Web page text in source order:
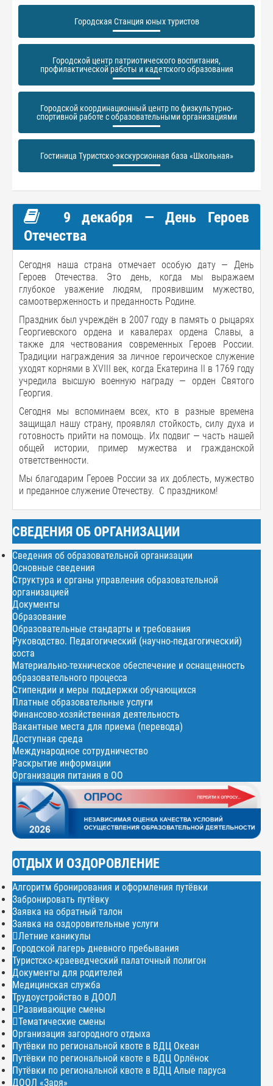
Городская Станция юных туристов
Городской центр патриотического воспитания,
профилактической работы и кадетского образования
Городской координационный центр по физкультурно-
спортивной работе с образовательными организациями
Гостиница Туристско-экскурсионная база «Школьная»
9 декабря — День Героев
Отечества
Сегодня наша страна отмечает особую дату — День
Героев Отечества. Это день, когда мы выражаем
глубокое уважение людям, проявившим мужество,
самоотверженность и преданность Родине.
Праздник был учреждён в 2007 году в память о рыцарях
Георгиевского ордена и кавалерах ордена Славы, а
также для чествования современных Героев России.
Традиции награждения за личное героическое служение
уходят корнями в XVIII век, когда Екатерина II в 1769 году
учредила высшую военную награду — орден Святого
Георгия.
Сегодня мы вспоминаем всех, кто в разные времена
защищал нашу страну, проявлял стойкость, силу духа и
готовность прийти на помощь. Их подвиг — часть нашей
общей истории, пример мужества и гражданской
ответственности.
Мы благодарим Героев России за их доблесть, мужество
и преданное служение Отечеству. С праздником!
СВЕДЕНИЯ ОБ ОРГАНИЗАЦИИ
Сведения об образовательной организации
Основные сведения
Структура и органы управления образовательной
организацией
Документы
Образование
Образовательные стандарты и требования
Руководство. Педагогический (научно-педагогический)
соста
Материально-техническое обеспечение и оснащенность
образовательного процесса
Стипендии и меры поддержки обучающихся
Платные образовательные услуги
Финансово-хозяйственная деятельность
Вакантные места для приема (перевода)
Доступная среда
Международное сотрудничество
Раскрытие информации
Организация питания в ОО
ОТДЫХ И ОЗДОРОВЛЕНИЕ
Алгоритм бронирования и оформления путёвки
Забронировать путёвку
Заявка на обратный талон
Заявка на оздоровительные услуги
Летние каникулы
Городской лагерь дневного пребывания
Туристско-краеведческий палаточный полигон
Документы для родителей
Медицинская служба
Трудоустройство в ДООЛ
Развивающие смены
Тематические смены
Организация загородного отдыха
Путёвки по региональной квоте в ВДЦ Океан
Путёвки по региональной квоте в ВДЦ Орлёнок
Путёвки по региональной квоте в ВДЦ Алые паруса
ДООЛ «Заря»